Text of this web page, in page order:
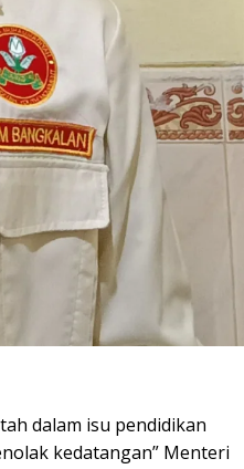
dalam isu pendidikan
kedatangan” Menteri